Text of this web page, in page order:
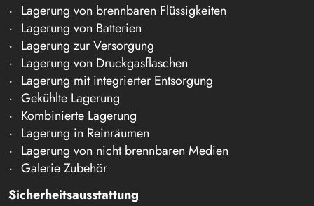
Lagerung von brennbaren Flüssigkeiten
Lagerung von Batterien
Lagerung zur Versorgung
Lagerung von Druckgasflaschen
Lagerung mit integrierter Entsorgung
Gekühlte Lagerung
Kombinierte Lagerung
Lagerung in Reinräumen
Lagerung von nicht brennbaren Medien
Galerie Zubehör
Sicherheitsausstattung